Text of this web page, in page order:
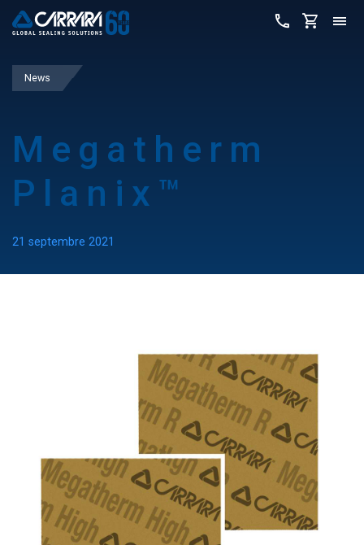
News
Megatherm
Planix™
21 septembre 2021